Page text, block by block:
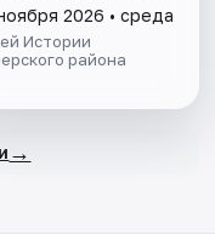
2026 • среда
Истории
района
→